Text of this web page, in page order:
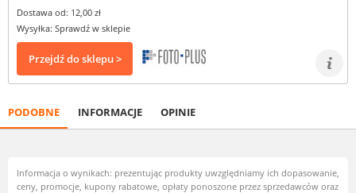
Dostawa od: 12,00 zł
Wysyłka: Sprawdź w sklepie
Przejdź do sklepu >
PODOBNE INFORMACJE OPINIE
Informacja o wynikach: prezentując produkty uwzględniamy ich dopasowanie,
ceny, promocje, kupony rabatowe, opłaty ponoszone przez sprzedawców oraz